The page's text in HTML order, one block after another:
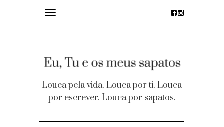
Toggle
navigation
Louca pela vida. Louca por ti. Louca
por escrever. Louca por sapatos.